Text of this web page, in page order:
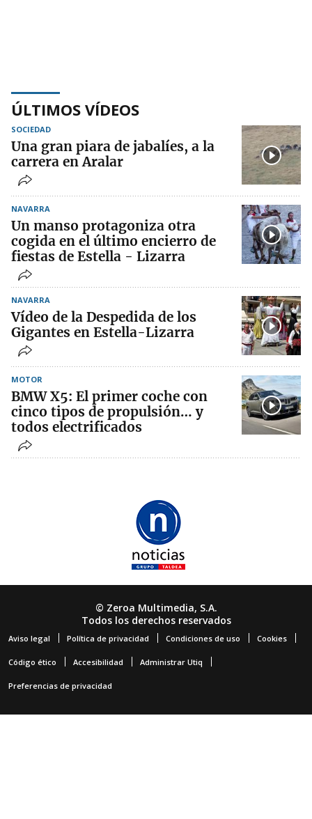
ÚLTIMOS VÍDEOS
SOCIEDAD
Una gran piara de jabalíes, a la
carrera en Aralar
NAVARRA
Un manso protagoniza otra
cogida en el último encierro de
fiestas de Estella - Lizarra
NAVARRA
Vídeo de la Despedida de los
Gigantes en Estella-Lizarra
MOTOR
BMW X5: El primer coche con
cinco tipos de propulsión… y
todos electrificados
© Zeroa Multimedia, S.A.
Todos los derechos reservados
Aviso legal Política de privacidad Condiciones de uso Cookies
Código ético Accesibilidad Administrar Utiq
Preferencias de privacidad